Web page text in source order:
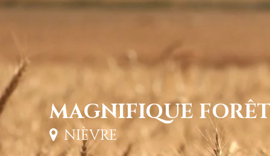
MAGNIFIQUE
NIÈVRE